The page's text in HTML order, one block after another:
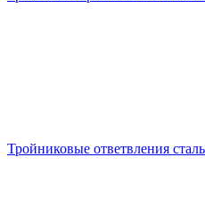
Тройниковые ответвления